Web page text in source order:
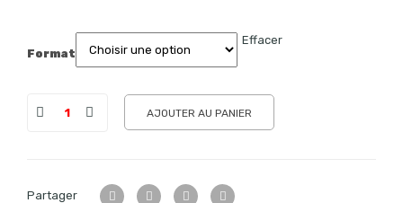
Format
Effacer
AJOUTER AU PANIER
Partager